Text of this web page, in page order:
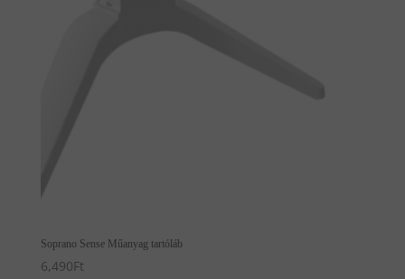
Soprano Sense Műanyag tartóláb
6,490Ft